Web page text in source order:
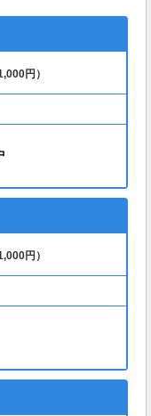
円）
円）